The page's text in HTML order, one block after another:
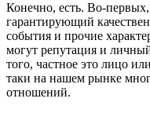
Конечно, есть. Во-
гарантирующий
события и прочие
могут репутация и
того, частное это лицо
таки на нашем рынке
отношений.